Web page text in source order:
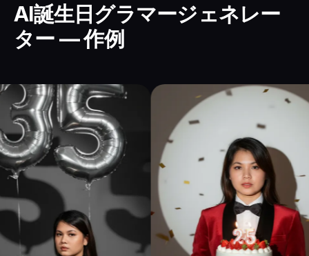
AI誕生日グラマージェネレー
ター — 作例